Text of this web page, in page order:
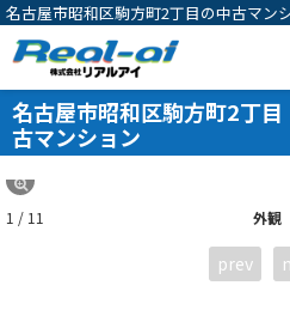
名古屋市昭和区駒方町2丁目の中古マン
3LDK・川名駅徒歩6分）[12652]
名古屋市昭和区駒方町2丁
古マンション
外観
1 / 11
prev